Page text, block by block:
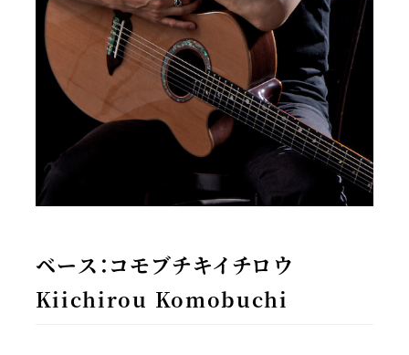
ベース：コモブチキイチロウ
Kiichirou Komobuchi